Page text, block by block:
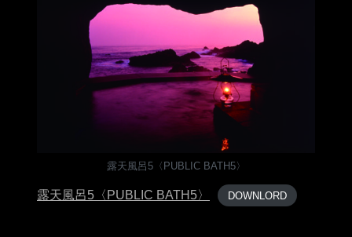
露天風呂5〈PUBLIC BATH5〉
露天風呂5〈PUBLIC BATH5〉 DOWNLORD